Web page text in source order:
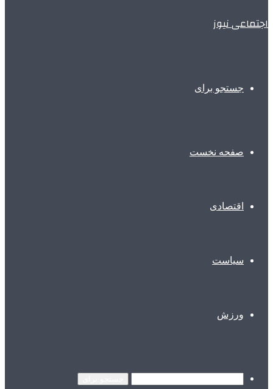
اجتماعی نیوز
جستجو برای
صفحه نخست
اقتصادی
سیاست
ورزش